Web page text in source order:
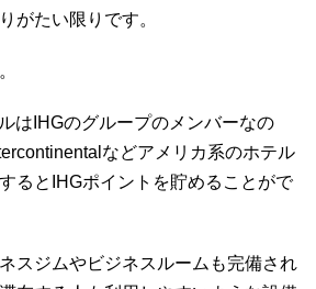
がたい限りです。
はIHGのグループのメンバーなの
などアメリカ系のホテル
るとIHGポイントを貯めることがで
スジムやビジネスルームも完備され